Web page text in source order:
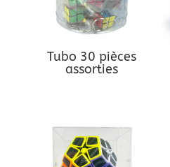
Tubo 30 pièces
assorties